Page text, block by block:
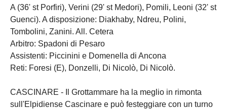
A (36' st Porfiri), Verini (29' st Medori), Pomili, Leoni (32' st
Guenci). A disposizione: Diakhaby, Ndreu, Polini,
Tombolini, Zanini. All. Cetera
Arbitro: Spadoni di Pesaro
Assistenti: Piccinini e Domenella di Ancona
Reti: Foresi (E), Donzelli, Di Nicolò, Di Nicolò.
CASCINARE - Il Grottammare ha la meglio in rimonta
sull'Elpidiense Cascinare e può festeggiare con un turno